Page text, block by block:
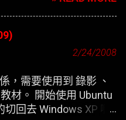
2/24/2008
，需要使用到 錄影 、
材。 開始使用 Ubuntu
回去 Windows XP 啊